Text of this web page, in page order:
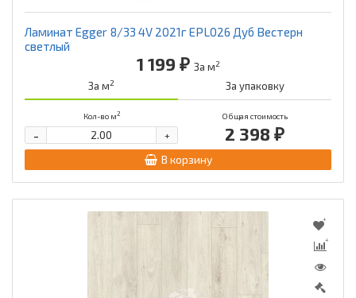
Ламинат Egger 8/33 4V 2021г EPL026 Дуб Вестерн
светлый
1 199 ₽ За м2
За м2 За упаковку
Кол-во м2 Общая стоимость
2 398 ₽
+
-
В корзину